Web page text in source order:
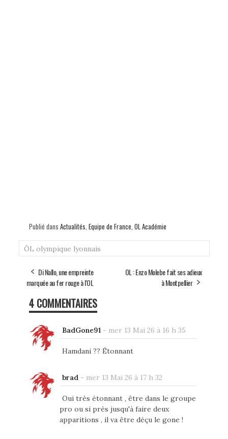
Publié dans Actualités Equipe de France OL Académie
ÔL olympique lyonnais
Di Nallo, une empreinte
marquée au fer rouge à l'OL
OL : Enzo Molebe fait ses adieux
à Montpellier
4 COMMENTAIRES
BadGone91 - mer 13 Mai 26 à 16 h 35
Hamdani ?? Étonnant
brad - mer 13 Mai 26 à 17 h 32
Oui très étonnant , être dans le groupe
pro ou si près jusqu'à faire deux
apparitions , il va être déçu le gone !